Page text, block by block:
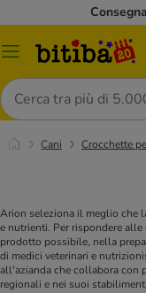
Overview
Cerca
Cani Crocchette
Arion seleziona il meglio che
e nutrienti. Per rispondere
prodotto possibile, nella
di medici veterinari e
all'azianda che collabora con
regionali e nei suoi